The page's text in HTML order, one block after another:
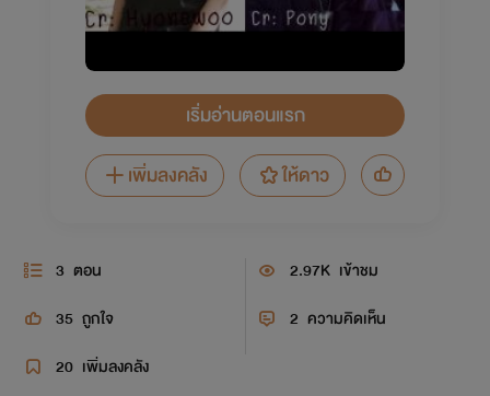
เริ่มอ่านตอนแรก
เพิ่มลงคลัง
ให้ดาว
3 ตอน 2.97K เข้าชม
35 ถูกใจ 2 ความคิดเห็น
20 เพิ่มลงคลัง